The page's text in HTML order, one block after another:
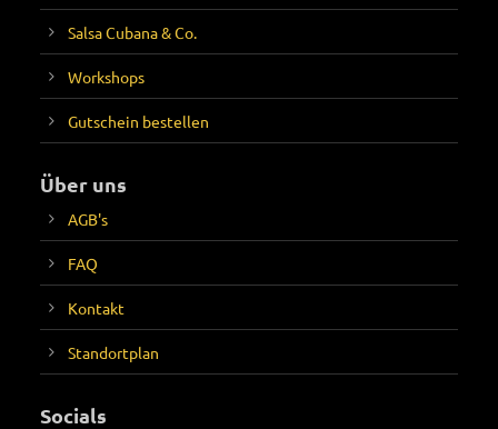
Salsa Cubana & Co.
Workshops
Gutschein bestellen
Über uns
AGB's
FAQ
Kontakt
Standortplan
Socials